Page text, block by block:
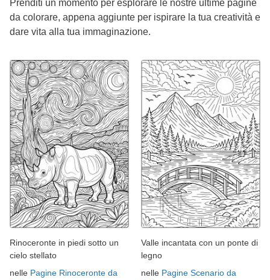
Prenditi un momento per esplorare le nostre ultime pagine
da colorare, appena aggiunte per ispirare la tua creatività e
dare vita alla tua immaginazione.
Rinoceronte in piedi sotto un
cielo stellato
nelle Pagine Rinoceronte da
Valle incantata con un ponte di
legno
nelle Pagine Scenario da